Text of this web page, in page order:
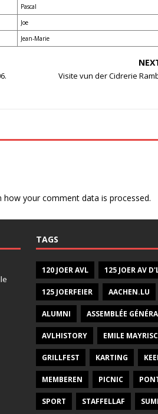
Pascal
Joe
Jean-Marie
Visite vun der Cidrerie
how your comment data is processed.
TAGS
120 JOER AVL 125 JOER AV
125 JOERFEIER AACHEN.LU
ALUMNI ASSEMBLÉE
AVLHISTORY EMILE
GRILLFEST KARTING
MEMBEREN PICNIC
SPORT STAFFELLAF